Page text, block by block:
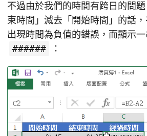
不過由於我們的時間有跨日的問
束時間」減去「開始時間」的話
出現時間為負值的錯誤，而顯示
######
：